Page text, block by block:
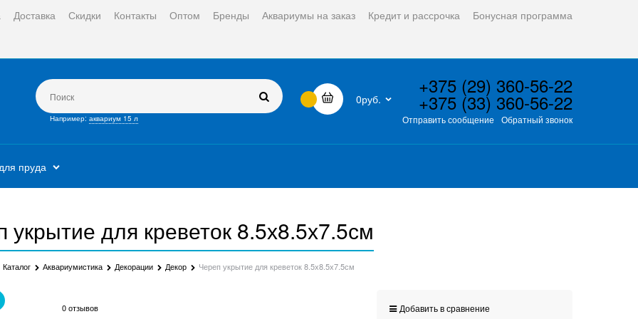
Доставка Скидки Контакты Оптом Бренды Аквариумы на заказ Кредит и рассрочка Бонусная программа
Например: аквариум 15 л
0руб.
+375 (29) 360-56-22
+375 (33) 360-56-22
Отправить сообщение Обратный звонок
пруда
укрытие для креветок 8.5х8.5х7.5см
Каталог Аквариумистика Декорации Декор Череп укрытие для креветок 8.5х8.5х7.5см
0 отзывов Добавить в сравнение